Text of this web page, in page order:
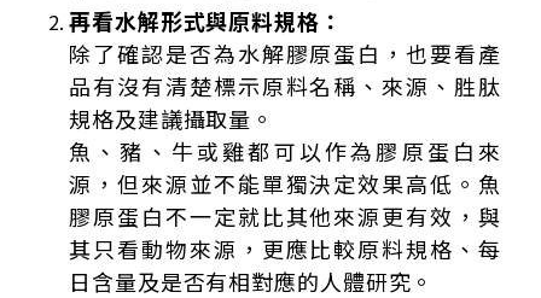
再看水解形式與原料規格：
除了確認是否為水解膠原蛋白，也要看產
品有沒有清楚標示原料名稱、來源、胜肽
規格及建議攝取量。
魚、豬、牛或雞都可以作為膠原蛋白來
源，但來源並不能單獨決定效果高低。魚
膠原蛋白不一定就比其他來源更有效，與
其只看動物來源，更應比較原料規格、每
日含量及是否有相對應的人體研究。